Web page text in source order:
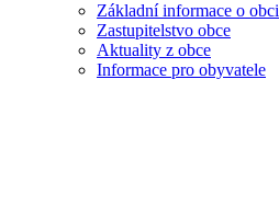
Základní informace o obci
Zastupitelstvo obce
Aktuality z obce
Informace pro obyvatele